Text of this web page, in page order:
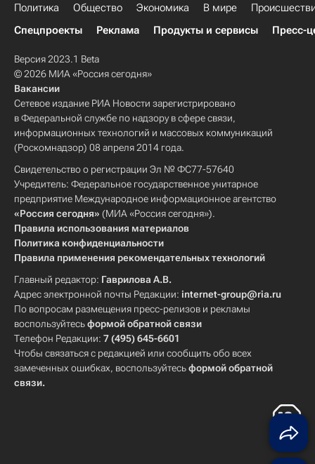
Политика Общество Экономика В мире
Спецпроекты
Реклама Продукты и сервисы Пресс-
Версия 2023.1 Beta
© 2026 МИА «Россия сегодня»
Вакансии
Сетевое издание РИА Новости зарегистрировано
в Федеральной службе по надзору в сфере связи,
информационных технологий и массовых коммуникаций
(Роскомнадзор) 08 апреля 2014 года.
Свидетельство о регистрации Эл № ФС77-57640
Учредитель: Федеральное государственное унитарное
предприятие Международное информационное агентство
«Россия сегодня» (МИА «Россия сегодня»).
Правила использования материалов
Политика конфиденциальности
Правила применения рекомендательных технологий
Главный редактор: Гаврилова А.В.
Адрес электронной почты Редакции: internet-group@ria.ru
По вопросам размещения пресс-релизов и рекламы
воспользуйтесьформой обратной связи
Телефон Редакции: 7 (495) 645-6601
Чтобы связаться с редакцией или сообщить обо всех
замеченных ошибках, воспользуйтесьформой обратной
связи.